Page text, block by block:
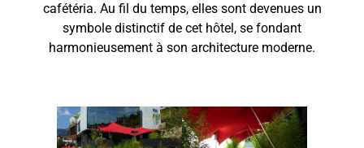
cafétéria. Au fil du temps, elles sont devenues un
symbole distinctif de cet hôtel, se fondant
harmonieusement à son architecture moderne.